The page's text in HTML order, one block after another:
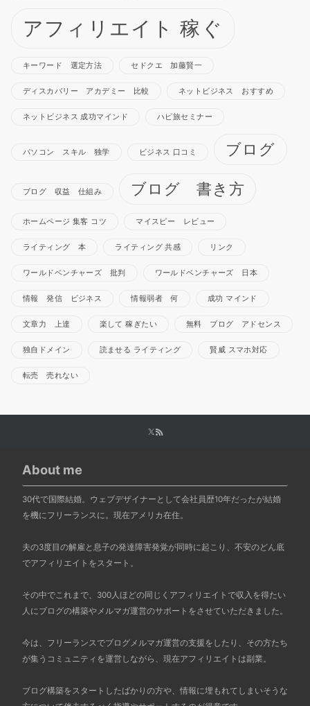
アフィリエイト 稼ぐ
キーワード 選定方法 セドクエ 加藤賢一
ディスカバリー アカデミー 比較 ネットビジネス おすすめ
ネットビジネス 成功マインド ハピ旅セミナー
パソコン スキル 独学 ビジネス 口コミ ブログ
ブログ 収益 仕組み ブログ 書き方
ホームページ 集客 コツ マイスピー レビュー
ライティング 本 ライティング 共感 リンク
ワールドベンチャーズ 批判 ワールドベンチャーズ 日本
情報 発信 ビジネス 情報弱者 何 成功 マインド
文章力 上達 楽して 稼ぎたい 無料 ブログ アドセンス
独自ドメイン 読ませる ライティング 賢威 スマホ対応
転売 売れない
About me
30代で国際結婚。ウェブデザイナーとして会社員歴10年だったが結婚
を機にフリーランスに。現在アメリカ在住。
夫の3度目の解雇と息子の発達障害発覚が同時に起こり、不安のどん底
でアフィリエイトをスタート。
その中でこれまで、300人ほどの同じくアフィリエイトで収入を得たい
人にブログの構築やメルマガ運営のサポートをさせていただきました。
今は、フリーランスでブログメルマガ運営の支援をしたり、その方たち
が集うコミュニティを運営しながら、現在アフィリエイトは副業。
ブログ構築をスタートしたばかりの方や、情報に埋もれてしまいそうな